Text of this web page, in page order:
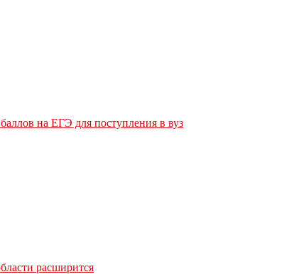
на ЕГЭ для поступления в вуз
расширится